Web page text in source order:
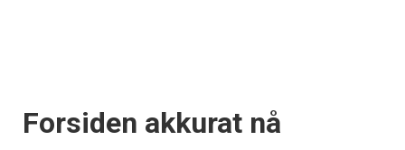
Forsiden akkurat nå